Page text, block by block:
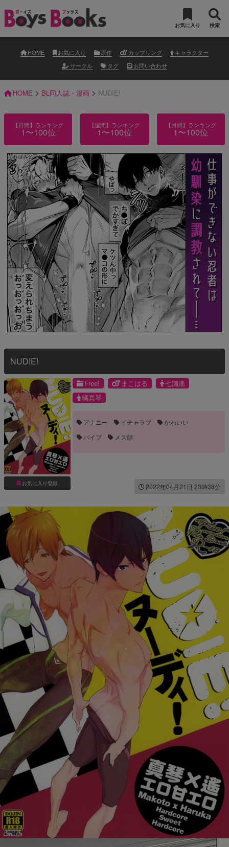
お気に入り 検索
HOME お気に入り 原作 カップリング
キャラクター
サークル
タグ お問い合わせ
HOME > BL同人誌・漫画 > NUDIE!
【日間】ランキング
1〜100位
【週間】ランキング
1〜100位
【月間】ランキング
1〜100位
NUDIE!
お気に入り登録
Free! まこはる
七瀬遙
橘真琴
アナニー イチャラブ
かわいい
バイブ
メス顔
2022年04月21日 23時38分